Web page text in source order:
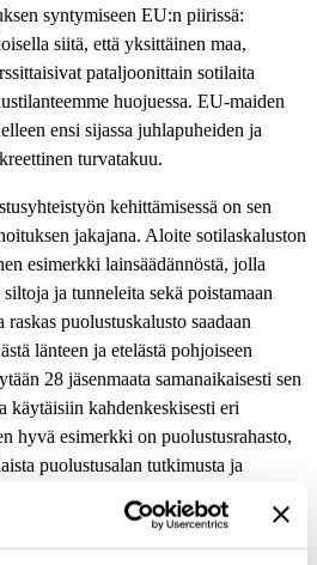
syntymiseen EU:n piirissä:
siitä, että yksittäinen maa,
pataljoonittain sotilaita
huojuessa. EU-maiden
ensi sijassa juhlapuheiden ja
turvatakuu.
kehittämisessä on sen
jakajana. Aloite sotilaskaluston
esimerkki lainsäädännöstä, jolla
ja tunneleita sekä poistamaan
puolustuskalusto saadaan
länteen ja etelästä pohjoiseen
28 jäsenmaata samanaikaisesti sen
käytäisiin kahdenkeskisesti eri
hyvä esimerkki on puolustusrahasto,
puolustusalan tutkimusta ja
Erinomaista ja järkevää yhteisten
suuntaisin yhä enemmän uusien
sekä tekoälyn